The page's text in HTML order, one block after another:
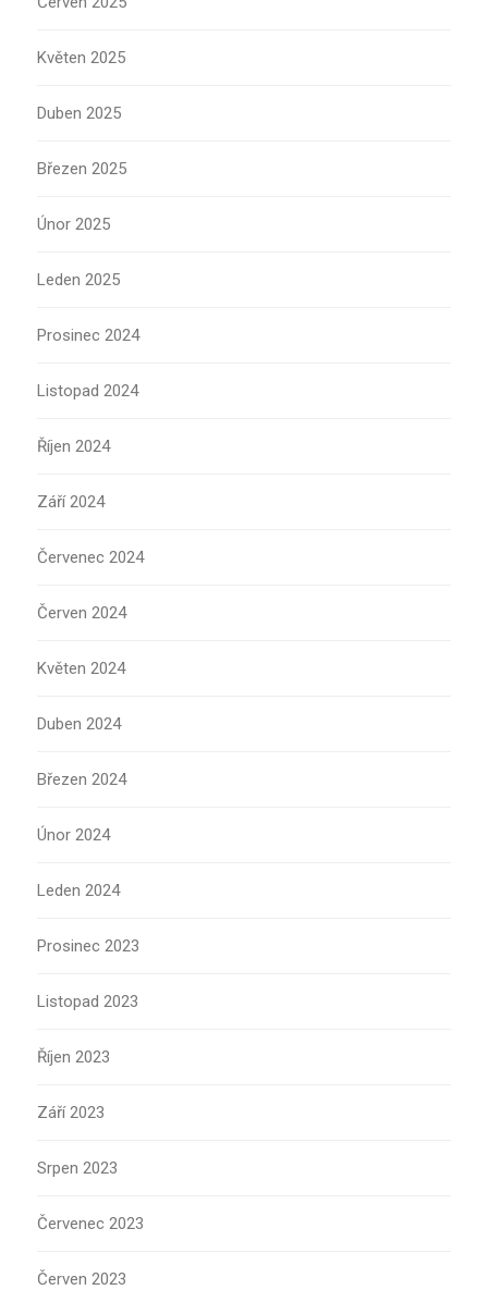
Květen 2025
Duben 2025
Březen 2025
Únor 2025
Leden 2025
Prosinec 2024
Listopad 2024
Říjen 2024
Září 2024
Červenec 2024
Červen 2024
Květen 2024
Duben 2024
Březen 2024
Únor 2024
Leden 2024
Prosinec 2023
Listopad 2023
Říjen 2023
Září 2023
Srpen 2023
Červenec 2023
Červen 2023